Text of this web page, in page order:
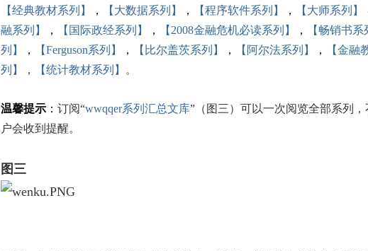
【经典教材系列】 ， 【大数据系列】 ， 【程序软件系列】 ， 【大师系列】
融系列】
， 【国际政经系列】 ， 【2008金融危机必读系列】 ， 【畅销书系
列】
， 【Ferguson系列】 ， 【比尔盖茨系列】 ， 【阿尔法系列】 ， 【金融
列】
， 【统计教材系列】 。
温馨提示 ： 订阅“wwqqer系列汇总文库”（图三）可以一次阅览全部系列
户会收到提醒。
图三